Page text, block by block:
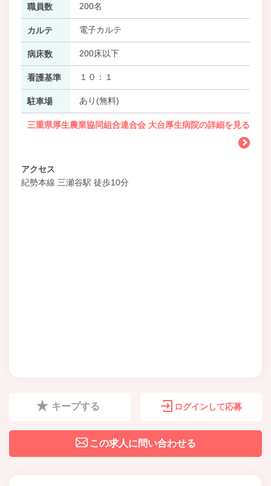
職員数 200名
カルテ 電子カルテ
病床数 200床以下
看護基準 １０：１
駐車場 あり(無料)
三重県厚生農業協同組合連合会 大台厚生病院の詳細を見る
アクセス
紀勢本線 三瀬谷駅 徒歩10分
キープする ログインして応募
この求人に問い合わせる